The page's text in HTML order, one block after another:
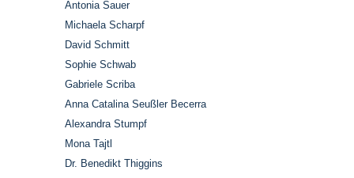
Antonia Sauer
Michaela Scharpf
David Schmitt
Sophie Schwab
Gabriele Scriba
Anna Catalina Seußler Becerra
Alexandra Stumpf
Mona Tajtl
Dr. Benedikt Thiggins